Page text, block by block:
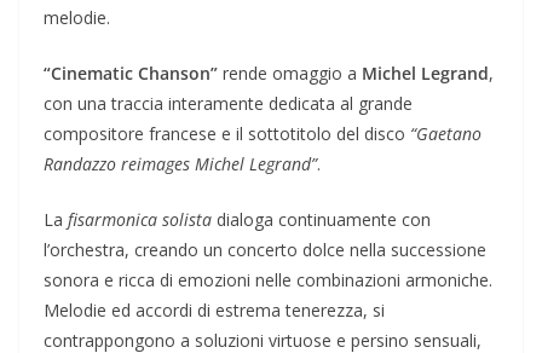
melodie.
“Cinematic Chanson” rende omaggio a Michel Legrand,
con una traccia interamente dedicata al grande
compositore francese e il sottotitolo del disco “Gaetano
Randazzo reimages Michel Legrand”.
La fisarmonica solista dialoga continuamente con
l’orchestra, creando un concerto dolce nella successione
sonora e ricca di emozioni nelle combinazioni armoniche.
Melodie ed accordi di estrema tenerezza, si
contrappongono a soluzioni virtuose e persino sensuali,